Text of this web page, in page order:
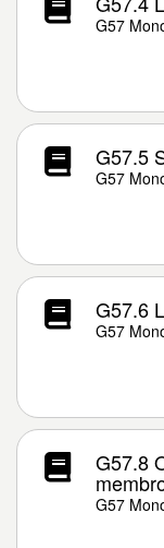
G57
G57.5
G57
G57.6
G57
G57.8
G57